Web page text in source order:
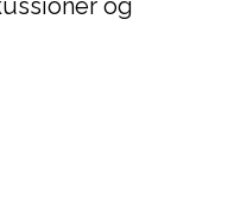
og